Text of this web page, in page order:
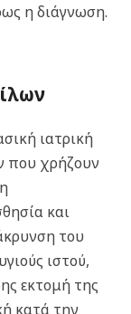
η διάγνωση.
ιατρική
που χρήζουν
και
του
ιστού,
εκτομή της
κατά την